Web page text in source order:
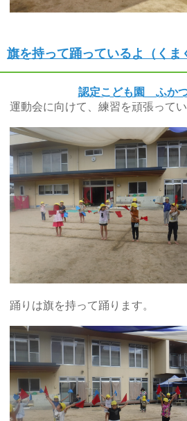
旗を持って踊っているよ（くま
認定こども園 ふか
運動会に向けて、練習を頑張ってい
踊りは旗を持って踊ります。